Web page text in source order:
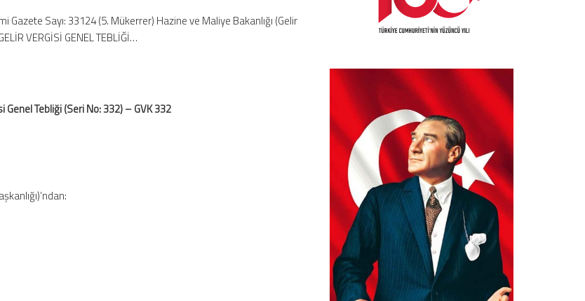
Gazete Sayı: 33124 (5. Mükerrer) Hazine ve Maliye Bakanlığı (Gelir
VERGİSİ GENEL TEBLİĞİ…
Genel Tebliği (Seri No: 332) – GVK 332